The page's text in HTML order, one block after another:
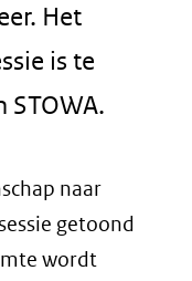
Het
is te
STOWA.
naar
getoond
wordt